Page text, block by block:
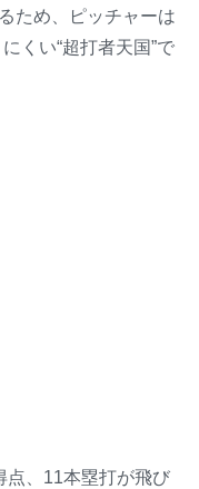
ため、ピッチャーは
くい“超打者天国”で
点、11本塁打が飛び